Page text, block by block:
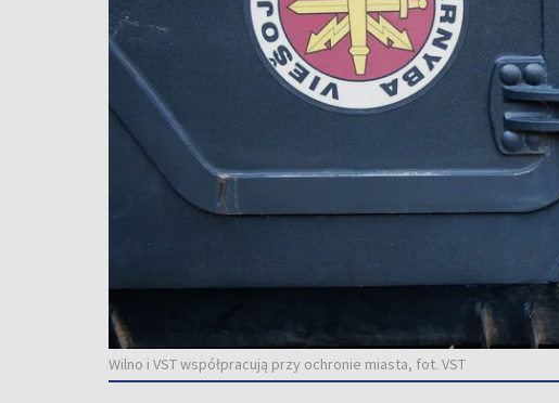
Wilno i VST współpracują przy ochronie miasta, fot. VST